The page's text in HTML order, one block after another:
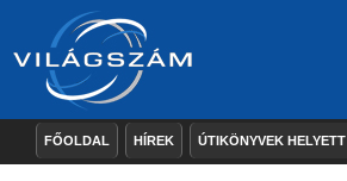
FŐOLDAL HÍREK ÚTIKÖNYVEK HELYETT